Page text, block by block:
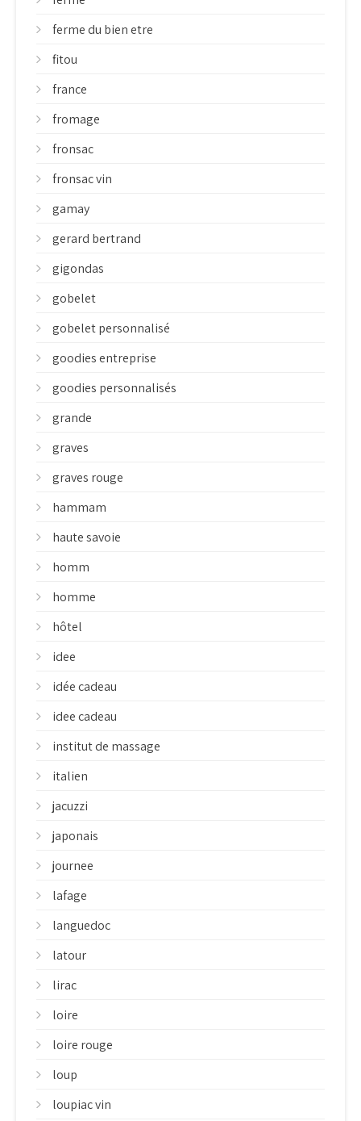
ferme du bien etre
fitou
france
fromage
fronsac
fronsac vin
gamay
gerard bertrand
gigondas
gobelet
gobelet personnalisé
goodies entreprise
goodies personnalisés
grande
graves
graves rouge
hammam
haute savoie
homm
homme
hôtel
idee
idée cadeau
idee cadeau
institut de massage
italien
jacuzzi
japonais
journee
lafage
languedoc
latour
lirac
loire
loire rouge
loup
loupiac vin